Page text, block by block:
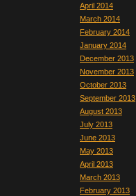
April 2014
March 2014
February 2014
January 2014
December 2013
November 2013
October 2013
September 2013
August 2013
July 2013
June 2013
May 2013
April 2013
March 2013
February 2013